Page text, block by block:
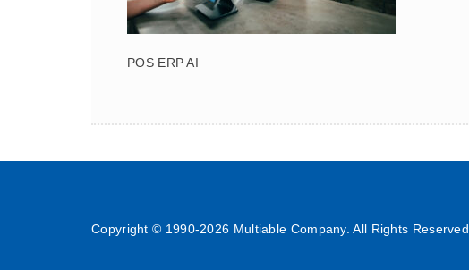
POS ERP AI
Copyright © 1990-2026 Multiable Company. All Rights Reserved.